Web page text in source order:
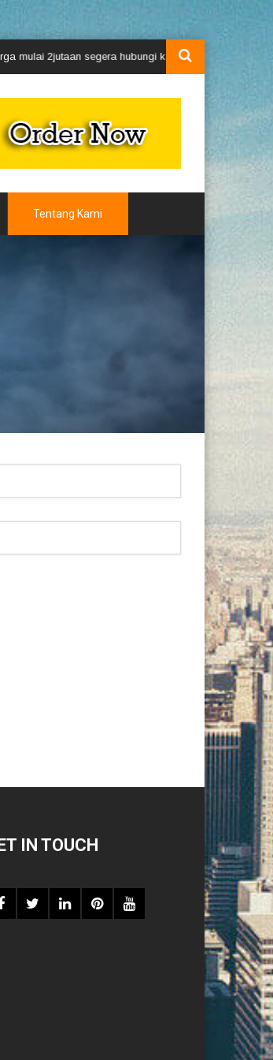
2jutaan segera hubungi kami via whatsApp
Tentang Kami
IN TOUCH